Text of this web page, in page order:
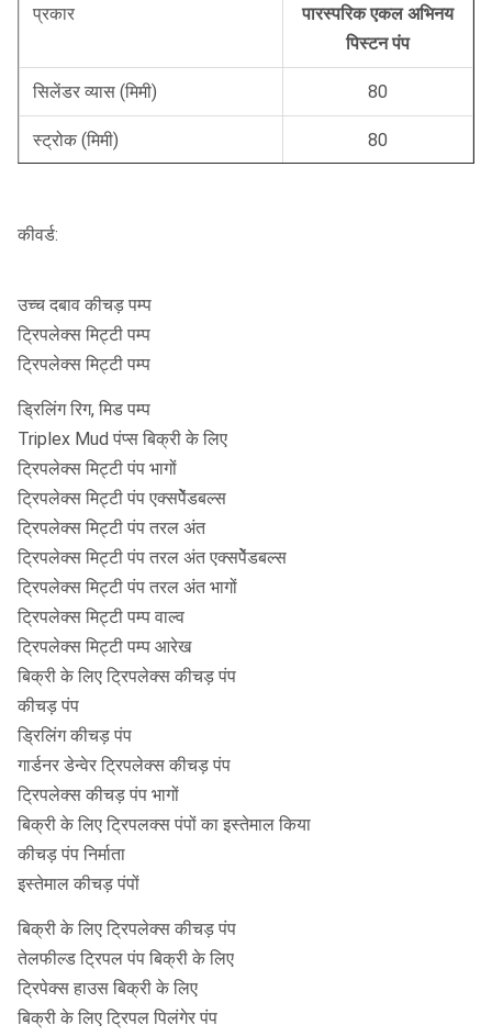
प्रकार
पारस्परिक एकल अभिनय
पिस्टन पंप
सिलेंडर व्यास (मिमी) 80
स्ट्रोक (मिमी) 80
प्रवाह (एल / मिनट)
पावर (किलोवाट)
बाह्य आयाम (मिमी)
वजन (किग्रा)
कीवर्ड:
उच्च दबाव कीचड़ पम्प
ट्रिपलेक्स मिट्टी पम्प
ट्रिपलेक्स मिट्टी पम्प
ड्रिलिंग रिग, मिड पम्प
Triplex Mud पंप्स बिक्री के लिए
ट्रिपलेक्स मिट्टी पंप भागों
ट्रिपलेक्स मिट्टी पंप एक्सपेेंडबल्स
ट्रिपलेक्स मिट्टी पंप तरल अंत
ट्रिपलेक्स मिट्टी पंप तरल अंत एक्सपेेंडबल्स
ट्रिपलेक्स मिट्टी पंप तरल अंत भागों
ट्रिपलेक्स मिट्टी पम्प वाल्व
ट्रिपलेक्स मिट्टी पम्प आरेख
बिक्री के लिए ट्रिपलेक्स कीचड़ पंप
कीचड़ पंप
ड्रिलिंग कीचड़ पंप
गार्डनर डेन्वेर ट्रिपलेक्स कीचड़ पंप
ट्रिपलेक्स कीचड़ पंप भागों
बिक्री के लिए ट्रिपलक्स पंपों का इस्तेमाल किया
कीचड़ पंप निर्माता
इस्तेमाल कीचड़ पंपों
बिक्री के लिए ट्रिपलेक्स कीचड़ पंप
तेलफील्ड ट्रिपल पंप बिक्री के लिए
ट्रिपेक्स हाउस बिक्री के लिए
बिक्री के लिए ट्रिपल पिलंगेर पंप